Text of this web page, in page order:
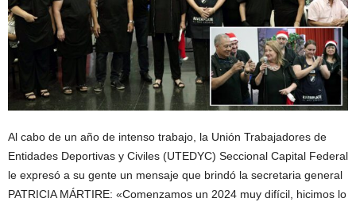
Al cabo de un año de intenso trabajo, la Unión Trabajadores de
Entidades Deportivas y Civiles (UTEDYC) Seccional Capital Federal
le expresó a su gente un mensaje que brindó la secretaria general
PATRICIA MÁRTIRE: «Comenzamos un 2024 muy difícil, hicimos lo